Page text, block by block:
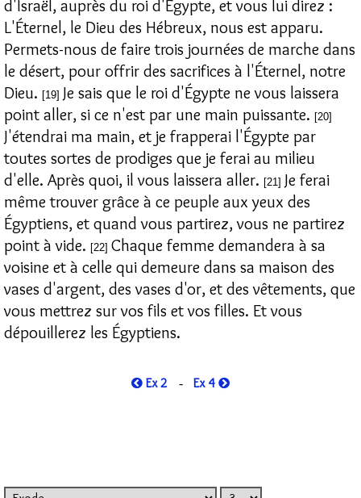
d'Israël, auprès du roi d'Égypte, et vous lui direz :
L'Éternel, le Dieu des Hébreux, nous est apparu.
Permets-nous de faire trois journées de marche dans
le désert, pour offrir des sacrifices à l'Éternel, notre
Dieu. [19] Je sais que le roi d'Égypte ne vous laissera
point aller, si ce n'est par une main puissante. [20]
J'étendrai ma main, et je frapperai l'Égypte par
toutes sortes de prodiges que je ferai au milieu
d'elle. Après quoi, il vous laissera aller. [21] Je ferai
même trouver grâce à ce peuple aux yeux des
Égyptiens, et quand vous partirez, vous ne partirez
point à vide. [22] Chaque femme demandera à sa
voisine et à celle qui demeure dans sa maison des
vases d'argent, des vases d'or, et des vêtements, que
vous mettrez sur vos fils et vos filles. Et vous
dépouillerez les Égyptiens.
Ex 2 - Ex 4